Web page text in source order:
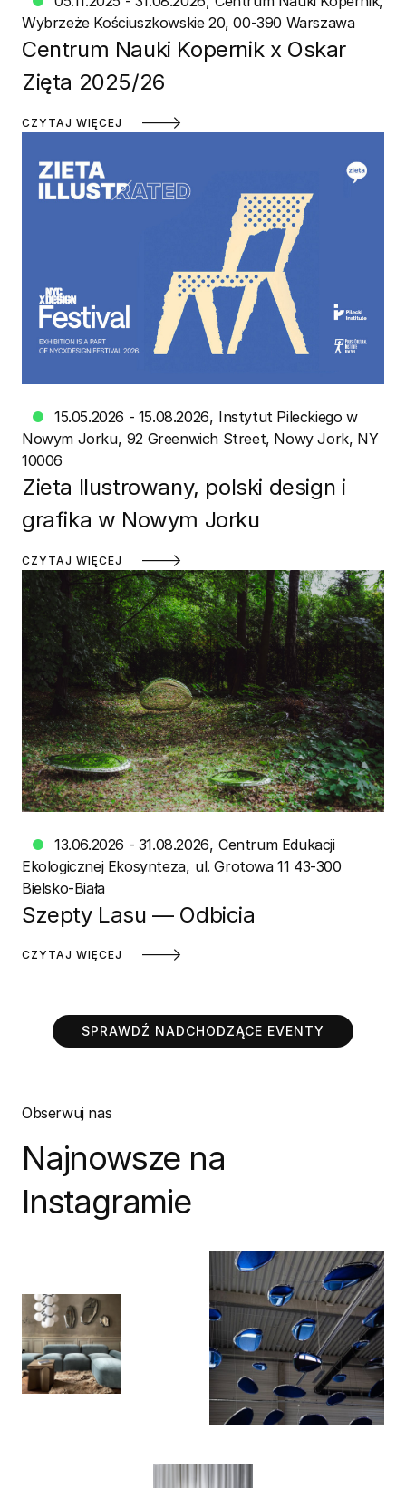
Wybrzeże Kościuszkowskie 20, 00-390 Warszawa
Centrum Nauki Kopernik x Oskar
Zięta 2025/26
CZYTAJ WIĘCEJ
15.05.2026 - 15.08.2026 Instytut Pileckiego w
Nowym Jorku 92 Greenwich Street, Nowy Jork, NY
10006
Zieta Ilustrowany, polski design i
grafika w Nowym Jorku
CZYTAJ WIĘCEJ
13.06.2026 - 31.08.2026 Centrum Edukacji
Ekologicznej Ekosynteza ul. Grotowa 11 43-300
Bielsko-Biała
Szepty Lasu — Odbicia
CZYTAJ WIĘCEJ
SPRAWDŹ NADCHODZĄCE EVENTY
Obserwuj nas
Najnowsze na
Instagramie